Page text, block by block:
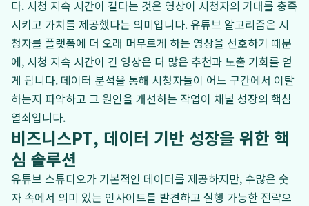
다. 시청 지속 시간이 길다는 것은 영상이 시청자의 기대를 충족
시키고 가치를 제공했다는 의미입니다. 유튜브 알고리즘은 시
청자를 플랫폼에 더 오래 머무르게 하는 영상을 선호하기 때문
에, 시청 지속 시간이 긴 영상은 더 많은 추천과 노출 기회를 얻
게 됩니다. 데이터 분석을 통해 시청자들이 어느 구간에서 이탈
하는지 파악하고 그 원인을 개선하는 작업이 채널 성장의 핵심
열쇠입니다.
비즈니스PT, 데이터 기반 성장을 위한 핵
심 솔루션
유튜브 스튜디오가 기본적인 데이터를 제공하지만, 수많은 숫
자 속에서 의미 있는 인사이트를 발견하고 실행 가능한 전략으